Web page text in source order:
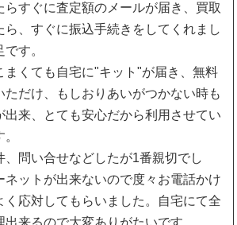
らすぐに査定額のメールが届き、買取
ら、すぐに振込手続きをしてくれまし
す。
まくても自宅に"キット"が届き、無料
ただけ、もしおりあいがつかない時も
出来、とても安心だから利用させてい
、問い合せなどしたが1番親切でし
ネットが出来ないので度々お電話かけ
く応対してもらいました。自宅にて全
出来るので大変ありがたいです。